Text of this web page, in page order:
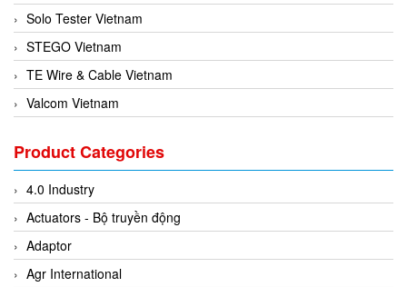
Solo Tester Vietnam
STEGO Vietnam
TE Wire & Cable Vietnam
Valcom Vietnam
3CTEST Vietnam
4B VietNam Vietnam
ABB Vietnam
AC Infinity Vietnam
AC&E Telecommunications
Product Categories
4.0 Industry
Actuators - Bộ truyền động
Adaptor
Agr International